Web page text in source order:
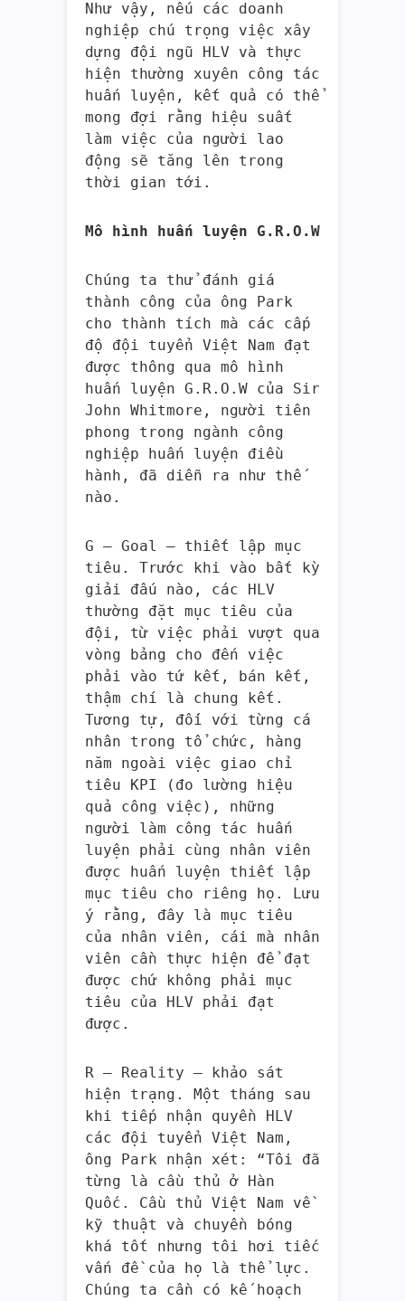
Như vậy, nếu các doanh
nghiệp chú trọng việc xây
dựng đội ngũ HLV và thực
hiện thường xuyên công tác
huấn luyện, kết quả có thể
mong đợi rằng hiệu suất
làm việc của người lao
động sẽ tăng lên trong
thời gian tới.
Mô hình huấn luyện G.R.O.W
Chúng ta thử đánh giá
thành công của ông Park
cho thành tích mà các cấp
độ đội tuyển Việt Nam đạt
được thông qua mô hình
huấn luyện G.R.O.W của Sir
John Whitmore, người tiên
phong trong ngành công
nghiệp huấn luyện điều
hành, đã diễn ra như thế
nào.
G – Goal – thiết lập mục
tiêu. Trước khi vào bất kỳ
giải đấu nào, các HLV
thường đặt mục tiêu của
đội, từ việc phải vượt qua
vòng bảng cho đến việc
phải vào tứ kết, bán kết,
thậm chí là chung kết.
Tương tự, đối với từng cá
nhân trong tổ chức, hàng
năm ngoài việc giao chỉ
tiêu KPI (đo lường hiệu
quả công việc), những
người làm công tác huấn
luyện phải cùng nhân viên
được huấn luyện thiết lập
mục tiêu cho riêng họ. Lưu
ý rằng, đây là mục tiêu
của nhân viên, cái mà nhân
viên cần thực hiện để đạt
được chứ không phải mục
tiêu của HLV phải đạt
được.
R – Reality – khảo sát
hiện trạng. Một tháng sau
khi tiếp nhận quyền HLV
các đội tuyển Việt Nam,
ông Park nhận xét: “Tôi đã
từng là cầu thủ ở Hàn
Quốc. Cầu thủ Việt Nam về
kỹ thuật và chuyền bóng
khá tốt nhưng tôi hơi tiếc
vấn đề của họ là thể lực.
Chúng ta cần có kế hoạch